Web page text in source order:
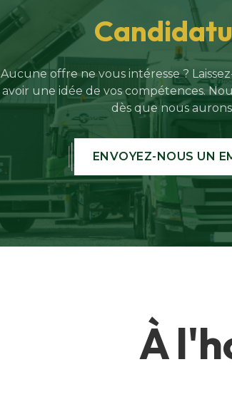
Aucune offre ne vous intéresse ?
avoir une idée de vos compétences.
dès que nous
ENVOYEZ-NOUS UN
À